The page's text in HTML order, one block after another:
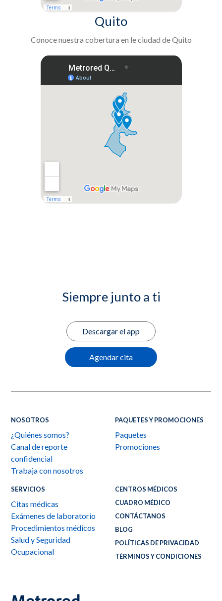
Quito
Conoce nuestra cobertura en le ciudad de Quito
Siempre junto a ti
Descargar el app
Agendar cita
NOSOTROS
¿Quiénes somos?
Canal de reporte
confidencial
Trabaja con nosotros
SERVICIOS
Citas médicas
Exámenes de laboratorio
Procedimientos médicos
Salud y Seguridad
Ocupacional
PAQUETES Y PROMOCIONES
Paquetes
Promociones
CENTROS MÉDICOS
CUADRO MÉDICO
CONTÁCTANOS
BLOG
POLÍTICAS DE PRIVACIDAD
TÉRMINOS Y CONDICIONES